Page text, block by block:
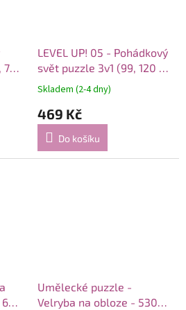
LEVEL UP! 05 - Pohádkový
svět puzzle 3v1 (99, 120 a
140 dílků)
Skladem (2-4 dny)
469 Kč
Do košíku
6
Umělecké puzzle -
Velryba na obloze - 530